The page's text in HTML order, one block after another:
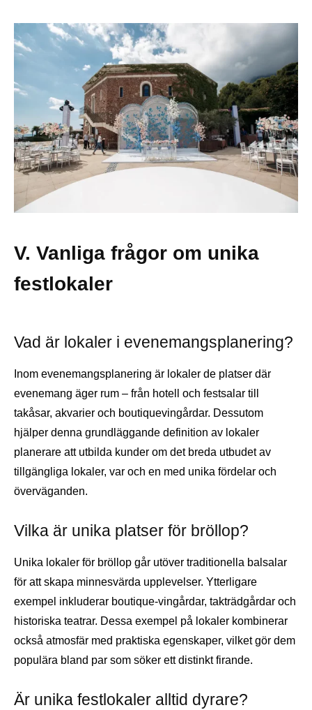
V. Vanliga frågor om unika
festlokaler
Vad är lokaler i evenemangsplanering?
Inom evenemangsplanering är lokaler de platser där
evenemang äger rum – från hotell och festsalar till
takåsar, akvarier och boutiquevingårdar. Dessutom
hjälper denna grundläggande definition av lokaler
planerare att utbilda kunder om det breda utbudet av
tillgängliga lokaler, var och en med unika fördelar och
överväganden.
Vilka är unika platser för bröllop?
Unika lokaler för bröllop går utöver traditionella balsalar
för att skapa minnesvärda upplevelser. Ytterligare
exempel inkluderar boutique-vingårdar, takträdgårdar och
historiska teatrar. Dessa exempel på lokaler kombinerar
också atmosfär med praktiska egenskaper, vilket gör dem
populära bland par som söker ett distinkt firande.
Är unika festlokaler alltid dyrare?